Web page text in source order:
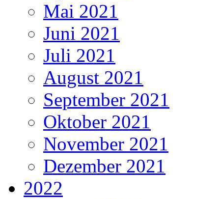
Mai 2021
Juni 2021
Juli 2021
August 2021
September 2021
Oktober 2021
November 2021
Dezember 2021
2022